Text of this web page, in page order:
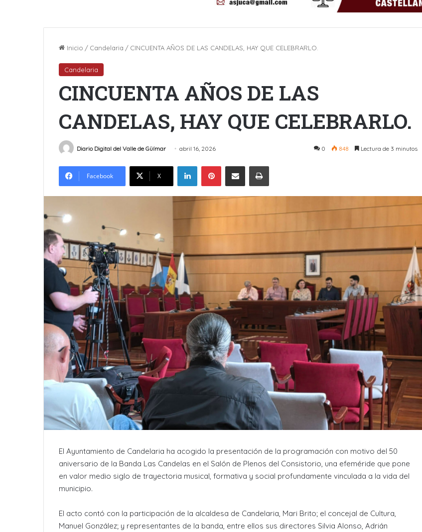
Inicio / Candelaria / CINCUENTA AÑOS DE LAS CANDELAS, HAY QUE CELEBRARLO.
Candelaria
CINCUENTA AÑOS DE LAS
CANDELAS, HAY QUE CELEBRARLO.
Diario Digital del Valle de Güímar abril 16, 2026 0 848 Lectura de 3 minutos
Facebook X
LinkedInPinterestCompartir por Email Imprimir
El Ayuntamiento de Candelaria ha acogido la presentación de la programación con motivo del 50
aniversario de la Banda Las Candelas en el Salón de Plenos del Consistorio, una efeméride que pone
en valor medio siglo de trayectoria musical, formativa y social profundamente vinculada a la vida del
municipio.
El acto contó con la participación de la alcaldesa de Candelaria, Mari Brito; el concejal de Cultura,
Manuel González; y representantes de la banda, entre ellos sus directores Silvia Alonso, Adrián